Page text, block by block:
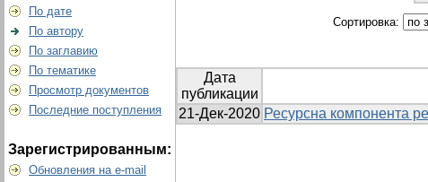
По дате
По автору
По заглавию
По тематике
Просмотр документов
Последние поступления
Зарегистрированным:
Обновления на e-mail
Сортировка:
Дата
публикации
21-Дек-2020 Ресурсна компонента